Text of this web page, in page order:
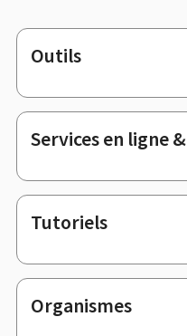
Pied
de
page
Outils
Services en ligne
Tutoriels
Organismes